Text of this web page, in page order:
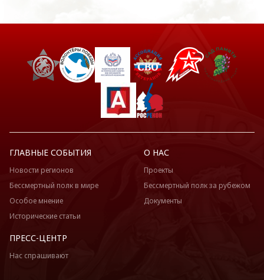
ГЛАВНЫЕ СОБЫТИЯ
Новости регионов
Бессмертный полк в мире
Особое мнение
Исторические статьи
О НАС
Проекты
Бессмертный полк за рубежом
Документы
ПРЕСС-ЦЕНТР
Нас спрашивают